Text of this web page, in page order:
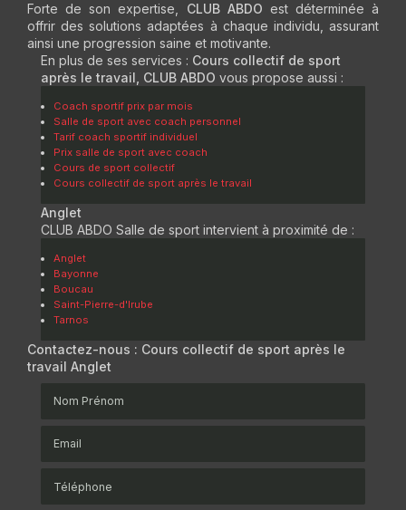
Forte de son expertise, CLUB ABDO est déterminée à
offrir des solutions adaptées à chaque individu, assurant
ainsi une progression saine et motivante.
En plus de ses services : Cours collectif de sport
après le travail, CLUB ABDO vous propose aussi :
Coach sportif prix par mois
Salle de sport avec coach personnel
Tarif coach sportif individuel
Prix salle de sport avec coach
Cours de sport collectif
Cours collectif de sport après le travail
Anglet
CLUB ABDO Salle de sport intervient à proximité de :
Anglet
Bayonne
Boucau
Saint-Pierre-d'Irube
Tarnos
Contactez-nous : Cours collectif de sport après le
travail Anglet